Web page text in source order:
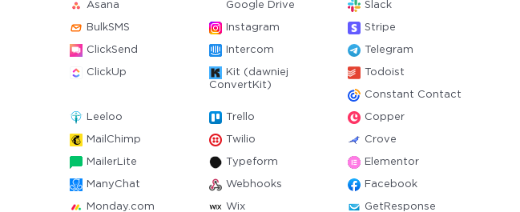
Asana Google Drive Slack
BulkSMS Instagram Stripe
ClickSend Intercom Telegram
ClickUp
Kit (dawniej
ConvertKit)
Todoist
Constant Contact
Leeloo Trello Copper
MailChimp Twilio Crove
MailerLite Typeform Elementor
ManyChat Webhooks Facebook
Monday.com Wix GetResponse